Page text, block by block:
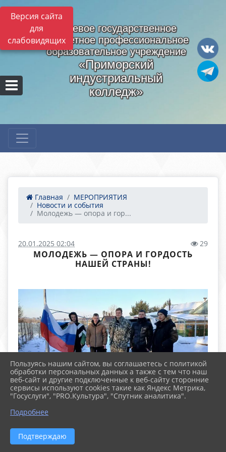
Версия сайта
для
слабовидящих
Краевое государственное
бюджетное профессиональное
образовательное учреждение
«Приморский
индустриальный
колледж»
Главная
МЕРОПРИЯТИЯ
Новости и события
Молодежь — опора и гор...
20.01.2025 02:04 29
МОЛОДЕЖЬ — ОПОРА И ГОРДОСТЬ
НАШЕЙ СТРАНЫ!
Пользуясь нашим сайтом, вы соглашаетесь с политикой
обработки персональных данных а также с тем что наш
веб-сайт и другие подключенные к веб-сайту сторонние
сервисы используют cookies такие как Яндекс Метрика,
"Госуслуги", "PRO.Культура", "Спутник аналитика".
Подробнее
Подтверждаю